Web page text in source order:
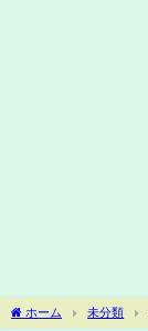
ホーム 未分類